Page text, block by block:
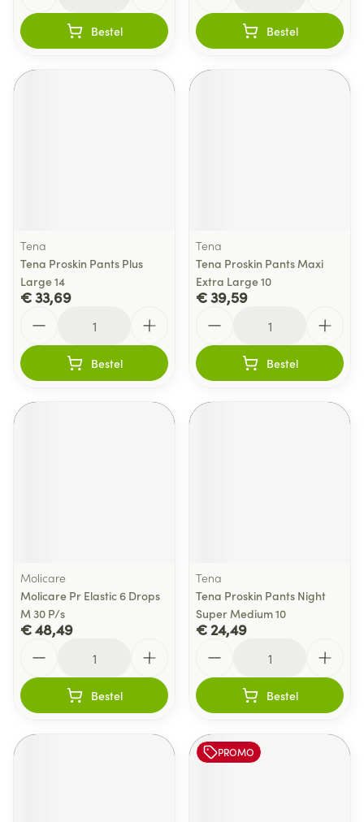
Bestel Bestel
Tena
Tena Proskin Pants Plus
Large 14
€ 33,69
Bestel
Tena
Tena Proskin Pants Maxi
Extra Large 10
€ 39,59
Bestel
Molicare
Molicare Pr Elastic 6 Drops
M 30 P/s
€ 48,49
Bestel
Tena
Tena Proskin Pants Night
Super Medium 10
€ 24,49
Bestel
PROMO